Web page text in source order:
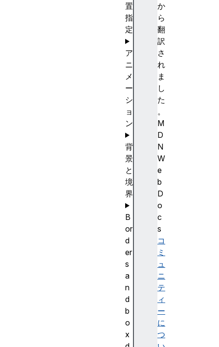
か
ら
翻
訳
さ
れ
ま
し
た
。
M
D
N
W
e
b
D
o
c
s
コ
ミ
ュ
ニ
テ
ィ
ー
に
つ
置
指
定
ア
ニ
メ
ー
シ
ョ
ン
背
景
と
境
界
B
or
d
er
s
a
n
d
b
o
x